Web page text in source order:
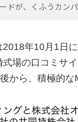
ドが、くふうカン
2018年10月1日
式場の口コミサ
から、積極的な